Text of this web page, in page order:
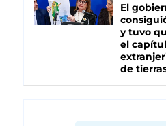
El
y tuvo
el
de